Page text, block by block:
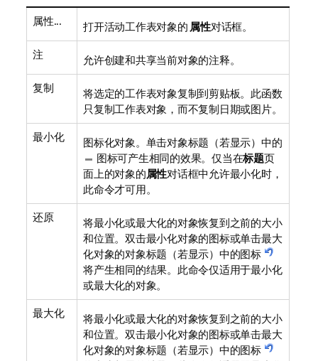
属性... 打开活动工作表对象的 属性对话框。
注 允许创建和共享当前对象的注释。
复制
将选定的工作表对象复制到剪贴板。此函数
只复制工作表对象，而不复制日期或图片。
最小化
图标化对象。单击对象标题（若显示）中的
图标可产生相同的效果。仅当在标题页
面上的对象的属性对话框中允许最小化时，
此命令才可用。
还原
将最小化或最大化的对象恢复到之前的大小
和位置。双击最小化对象的图标或单击最大
化对象的对象标题（若显示）中的图标
将产生相同的结果。此命令仅适用于最小化
或最大化的对象。
最大化
将最小化或最大化的对象恢复到之前的大小
和位置。双击最小化对象的图标或单击最大
化对象的对象标题（若显示）中的图标